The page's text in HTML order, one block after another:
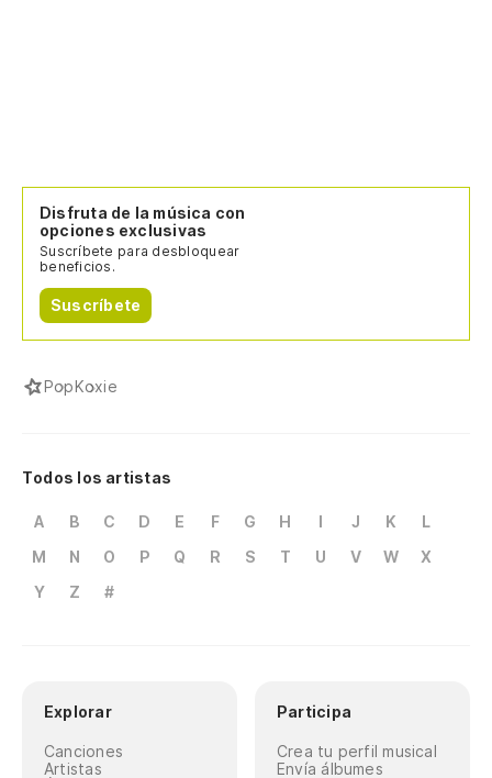
Disfruta de la música con
opciones exclusivas
Suscríbete para desbloquear
beneficios.
Suscríbete
PopKoxie
Todos los artistas
A B C D E F G H I J K
L
M
N O P Q R S T U V W
X
Y
Z #
Explorar
Canciones
Artistas
Participa
Crea tu perfil musical
Envía álbumes